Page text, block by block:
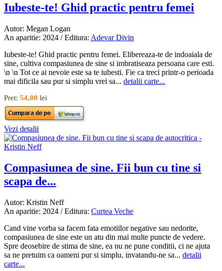
Iubeste-te! Ghid practic pentru femei
Autor: Megan Logan
An aparitie: 2024 / Editura: Adevar Divin
Iubeste-te! Ghid practic pentru femei. Elibereaza-te de indoaiala de
sine, cultiva compasiunea de sine si imbratiseaza persoana care esti.
\n \n Tot ce ai nevoie este sa te iubesti. Fie ca treci printr-o perioada
mai dificila sau pur si simplu vrei sa... detalii carte...
Pret: 54,00 lei
Vezi detalii
Compasiunea de sine. Fii bun cu tine si
scapa de...
Autor: Kristin Neff
An aparitie: 2024 / Editura: Curtea Veche
Cand vine vorba sa facem fata emotiilor negative sau nedorite,
compasiunea de sine este un atu din mai multe puncte de vedere.
Spre deosebire de stima de sine, ea nu ne pune conditii, ci ne ajuta
sa ne pretuim ca oameni pur si simplu, invatandu-ne sa... detalii
carte...